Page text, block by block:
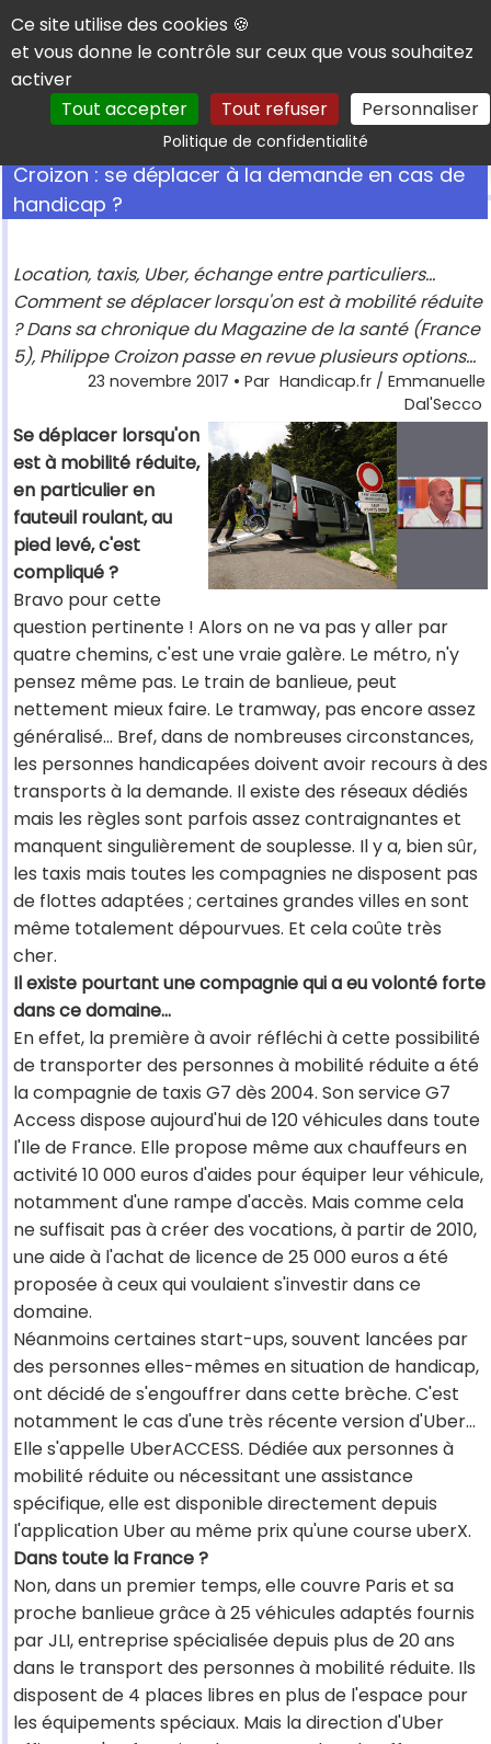
Panneau de gestion des cookies
Ce site utilise des cookies 🍪
et vous donne le contrôle sur ceux que vous souhaitez
activer
Tout accepter
Tout refuser Personnaliser
Politique de confidentialitéRechercher
Croizon : se déplacer à la demande en cas de
handicap ?
Location, taxis, Uber, échange entre particuliers...
Comment se déplacer lorsqu'on est à mobilité réduite
? Dans sa chronique du Magazine de la santé (France
5), Philippe Croizon passe en revue plusieurs options...
23 novembre 2017 • Par Handicap.fr / Emmanuelle
Dal'Secco
Se déplacer lorsqu'on
est à mobilité réduite,
en particulier en
fauteuil roulant, au
pied levé, c'est
compliqué ?
Bravo pour cette
question pertinente ! Alors on ne va pas y aller par
quatre chemins, c'est une vraie galère. Le métro, n'y
pensez même pas. Le train de banlieue, peut
nettement mieux faire. Le tramway, pas encore assez
généralisé... Bref, dans de nombreuses circonstances,
les personnes handicapées doivent avoir recours à des
transports à la demande. Il existe des réseaux dédiés
mais les règles sont parfois assez contraignantes et
manquent singulièrement de souplesse. Il y a, bien sûr,
les taxis mais toutes les compagnies ne disposent pas
de flottes adaptées ; certaines grandes villes en sont
même totalement dépourvues. Et cela coûte très
cher.
Il existe pourtant une compagnie qui a eu volonté forte
dans ce domaine...
En effet, la première à avoir réfléchi à cette possibilité
de transporter des personnes à mobilité réduite a été
la compagnie de taxis G7 dès 2004. Son service G7
Access dispose aujourd'hui de 120 véhicules dans toute
l'Ile de France. Elle propose même aux chauffeurs en
activité 10 000 euros d'aides pour équiper leur véhicule,
notamment d'une rampe d'accès. Mais comme cela
ne suffisait pas à créer des vocations, à partir de 2010,
une aide à l'achat de licence de 25 000 euros a été
proposée à ceux qui voulaient s'investir dans ce
domaine.
Néanmoins certaines start-ups, souvent lancées par
des personnes elles-mêmes en situation de handicap,
ont décidé de s'engouffrer dans cette brèche. C'est
notamment le cas d'une très récente version d'Uber...
Elle s'appelle UberACCESS. Dédiée aux personnes à
mobilité réduite ou nécessitant une assistance
spécifique, elle est disponible directement depuis
l'application Uber au même prix qu'une course uberX.
Dans toute la France ?
Non, dans un premier temps, elle couvre Paris et sa
proche banlieue grâce à 25 véhicules adaptés fournis
par JLI, entreprise spécialisée depuis plus de 20 ans
dans le transport des personnes à mobilité réduite. Ils
disposent de 4 places libres en plus de l'espace pour
les équipements spéciaux. Mais la direction d'Uber